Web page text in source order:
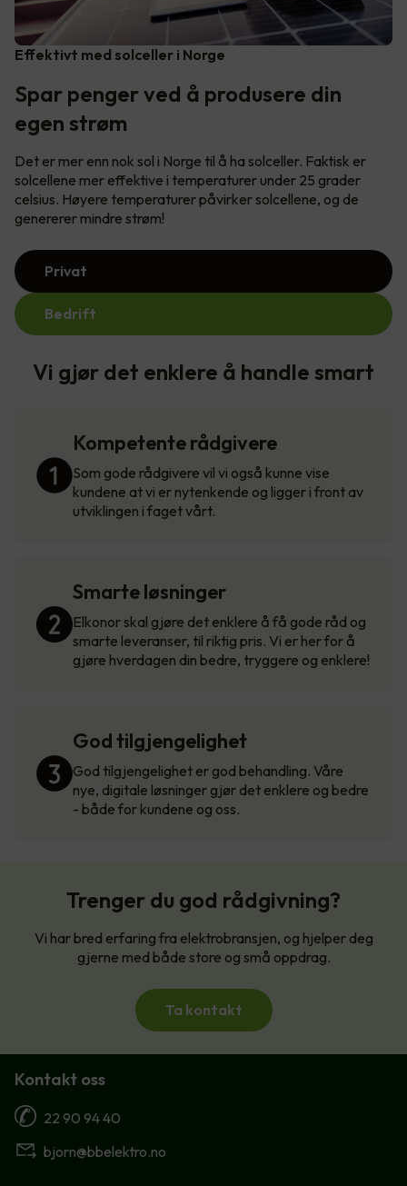
Effektivt med solceller i Norge
Spar penger ved å produsere din
egen strøm
Det er mer enn nok sol i Norge til å ha solceller. Faktisk er
solcellene mer effektive i temperaturer under 25 grader
celsius. Høyere temperaturer påvirker solcellene, og de
genererer mindre strøm!
Privat
Bedrift
Vi gjør det enklere å handle smart
Kompetente rådgivere
Som gode rådgivere vil vi også kunne vise
kundene at vi er nytenkende og ligger i front av
utviklingen i faget vårt.
Smarte løsninger
Elkonor skal gjøre det enklere å få gode råd og
smarte leveranser, til riktig pris. Vi er her for å
gjøre hverdagen din bedre, tryggere og enklere!
God tilgjengelighet
God tilgjengelighet er god behandling. Våre
nye, digitale løsninger gjør det enklere og bedre
- både for kundene og oss.
Trenger du god rådgivning?
Vi har bred erfaring fra elektrobransjen, og hjelper deg
gjerne med både store og små oppdrag.
Ta kontakt
Kontakt oss
22 90 94 40
bjorn@bbelektro.no